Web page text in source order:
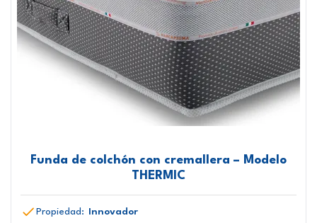
Funda de colchón con cremallera – Modelo
THERMIC
Propiedad: Innovador